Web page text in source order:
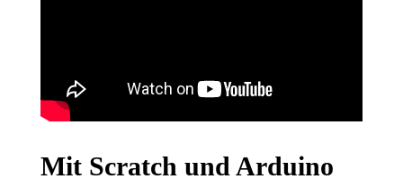
Mit Scratch und Arduino